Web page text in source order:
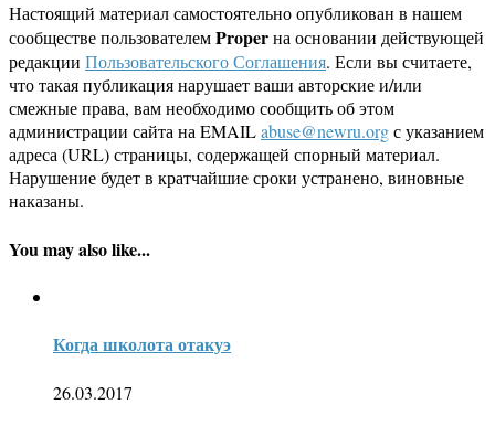
Настоящий материал самостоятельно опубликован в нашем
сообществе пользователемProperна основании действующей
редакции Пользовательского Соглашения. Если вы считаете,
что такая публикация нарушает ваши авторские и/или
смежные права, вам необходимо сообщить об этом
администрации сайта на EMAILabuse@newru.orgс указанием
адреса (URL) страницы, содержащей спорный материал.
Нарушение будет в кратчайшие сроки устранено, виновные
наказаны.
You may also like...
Когда школота отакуэ
26.03.2017